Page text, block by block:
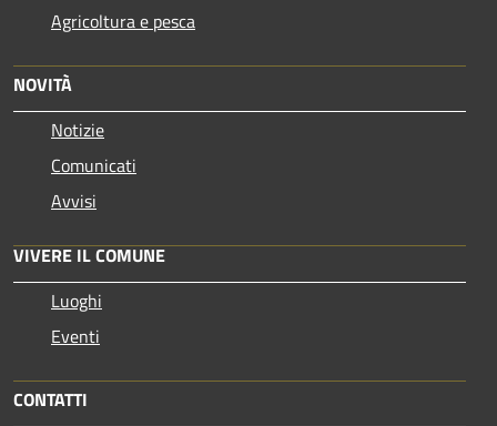
Agricoltura e pesca
NOVITÀ
Notizie
Comunicati
Avvisi
VIVERE IL COMUNE
Luoghi
Eventi
CONTATTI